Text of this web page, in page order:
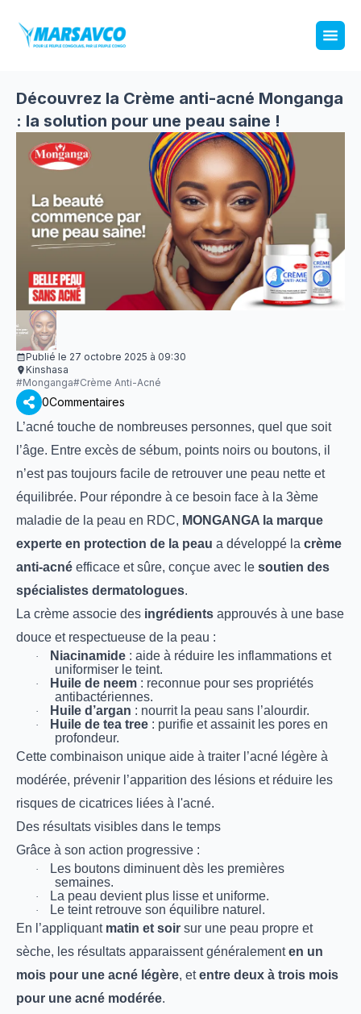
Découvrez la Crème anti-acné Monganga
: la solution pour une peau saine !
Publié le 27 octobre 2025 à 09:30
Kinshasa
#Monganga#Crème Anti-Acné
0Commentaires
L’acné touche de nombreuses personnes, quel que soit
l’âge. Entre excès de sébum, points noirs ou boutons, il
n’est pas toujours facile de retrouver une peau nette et
équilibrée. Pour répondre à ce besoin face à la 3ème
maladie de la peau en RDC, MONGANGA la marque
experte en protection de la peau a développé la crème
anti-acné efficace et sûre, conçue avec le soutien des
spécialistes dermatologues.
La crème associe des ingrédients approuvés à une base
douce et respectueuse de la peau :
· Niacinamide : aide à réduire les inflammations et
uniformiser le teint.
· Huile de neem : reconnue pour ses propriétés
antibactériennes.
· Huile d’argan : nourrit la peau sans l’alourdir.
· Huile de tea tree : purifie et assainit les pores en
profondeur.
Cette combinaison unique aide à traiter l’acné légère à
modérée, prévenir l’apparition des lésions et réduire les
risques de cicatrices liées à l'acné.
Des résultats visibles dans le temps
Grâce à son action progressive :
·
Les boutons diminuent dès les premières
semaines.
· La peau devient plus lisse et uniforme.
·
Le teint retrouve son équilibre naturel.
En l’appliquant matin et soir sur une peau propre et
sèche, les résultats apparaissent généralementen un
mois pour une acné légère, etentre deux à trois mois
pour une acné modérée.